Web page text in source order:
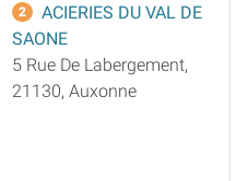
2
ACIERIES DU VAL DE
SAONE
5 Rue De Labergement,
21130, Auxonne